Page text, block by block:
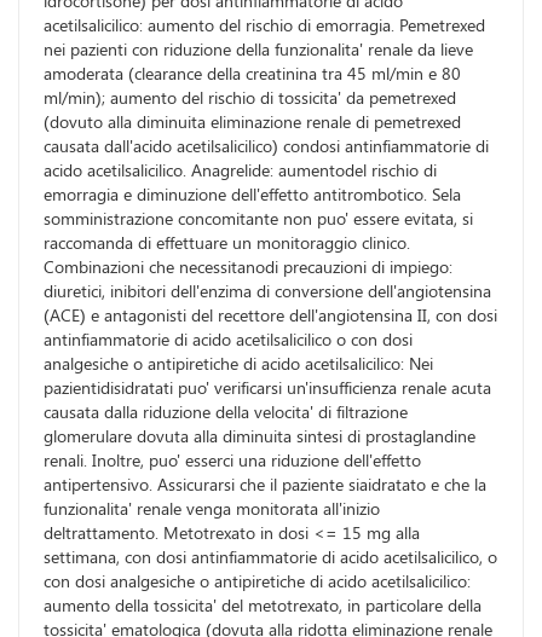
acetilsalicilico: aumento del rischio di emorragia. Pemetrexed
nei pazienti con riduzione della funzionalita' renale da lieve
amoderata (clearance della creatinina tra 45 ml/min e 80
ml/min); aumento del rischio di tossicita' da pemetrexed
(dovuto alla diminuita eliminazione renale di pemetrexed
causata dall'acido acetilsalicilico) condosi antinfiammatorie di
acido acetilsalicilico. Anagrelide: aumentodel rischio di
emorragia e diminuzione dell'effetto antitrombotico. Sela
somministrazione concomitante non puo' essere evitata, si
raccomanda di effettuare un monitoraggio clinico.
Combinazioni che necessitanodi precauzioni di impiego:
diuretici, inibitori dell'enzima di conversione dell'angiotensina
(ACE) e antagonisti del recettore dell'angiotensina II, con dosi
antinfiammatorie di acido acetilsalicilico o con dosi
analgesiche o antipiretiche di acido acetilsalicilico: Nei
pazientidisidratati puo' verificarsi un'insufficienza renale acuta
causata dalla riduzione della velocita' di filtrazione
glomerulare dovuta alla diminuita sintesi di prostaglandine
renali. Inoltre, puo' esserci una riduzione dell'effetto
antipertensivo. Assicurarsi che il paziente siaidratato e che la
funzionalita' renale venga monitorata all'inizio
deltrattamento. Metotrexato in dosi <= 15 mg alla
settimana, con dosi antinfiammatorie di acido acetilsalicilico, o
con dosi analgesiche o antipiretiche di acido acetilsalicilico:
aumento della tossicita' del metotrexato, in particolare della
tossicita' ematologica (dovuta alla ridotta eliminazione renale